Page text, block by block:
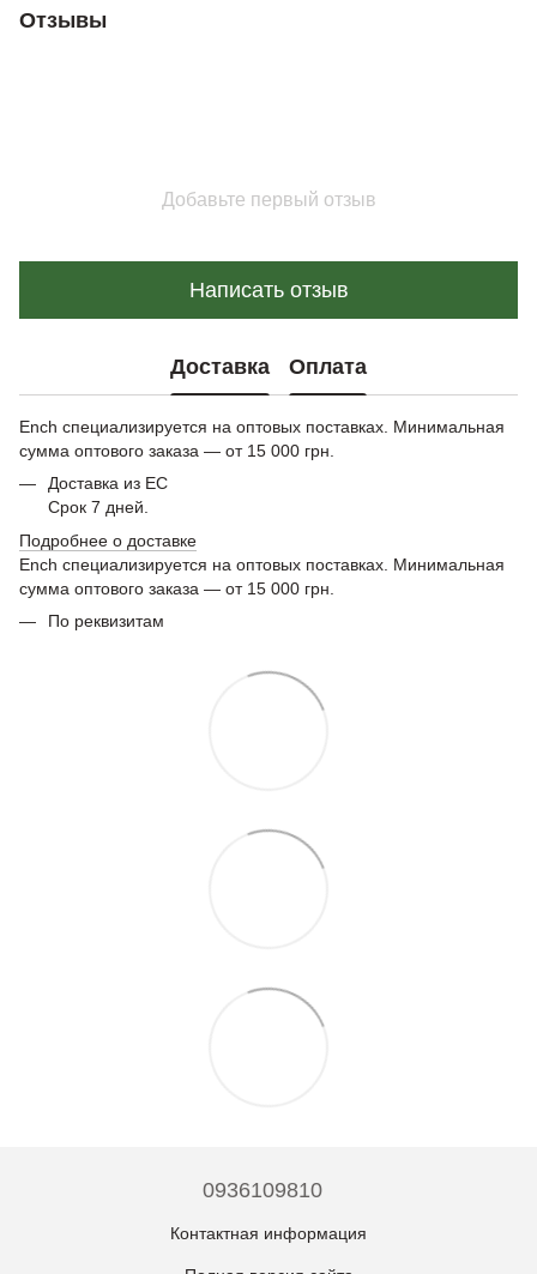
Отзывы
Добавьте первый отзыв
Написать отзыв
Доставка Оплата
Ench специализируется на оптовых поставках. Минимальная
сумма оптового заказа — от 15 000 грн.
Доставка из ЕС
Срок 7 дней.
Подробнее о доставке
Ench специализируется на оптовых поставках. Минимальная
сумма оптового заказа — от 15 000 грн.
По реквизитам
0936109810
Контактная информация